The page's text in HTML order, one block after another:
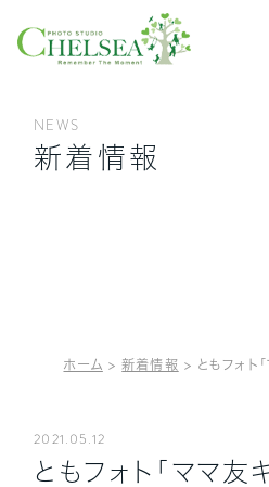
新着情報
NEWS
ホーム >新着情報 > ともフォト
2021.05.12
ともフォト「ママ友